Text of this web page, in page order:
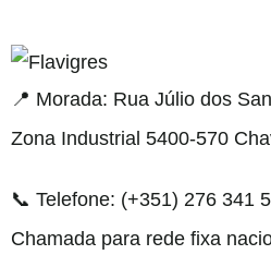
bahsegel
📍 Morada: Rua Júlio dos
Zona Industrial 5400-570
📞 Telefone: (+351) 276 341
Chamada para rede fixa